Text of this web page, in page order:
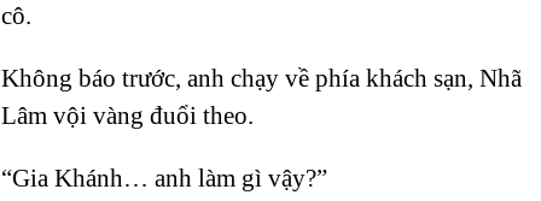
cô.
Không báo trước, anh chạy về phía khách sạn, Nhã
Lâm vội vàng đuổi theo.
“Gia Khánh… anh làm gì vậy?”